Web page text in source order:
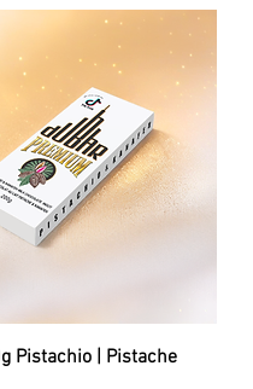
Pistachio | Pistache